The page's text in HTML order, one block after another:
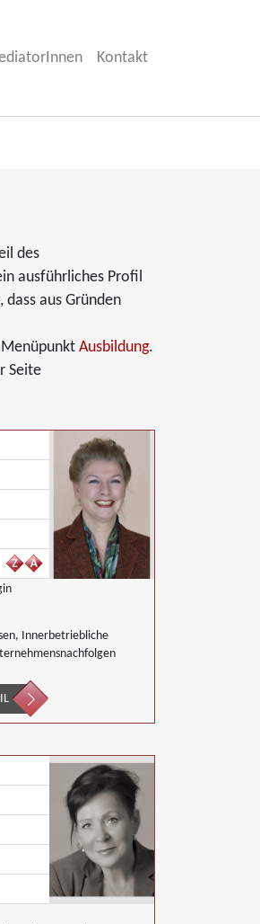
Kontakt
des
ausführliches Profil
aus Gründen
Ausbildung.
Seite
Innerbetriebliche